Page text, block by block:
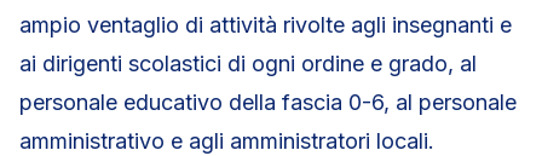
ampio ventaglio di attività rivolte agli insegnanti e
ai dirigenti scolastici di ogni ordine e grado, al
personale educativo della fascia 0-6, al personale
amministrativo e agli amministratori locali.